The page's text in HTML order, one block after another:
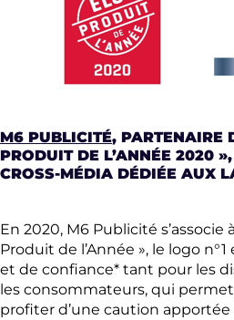
M6 PUBLICITÉ, PARTENAIRE
PRODUIT DE L’ANNÉE 2020
CROSS-MÉDIA DÉDIÉE AUX
En 2020, M6 Publicité s’associe
Produit de l’Année », le logo
et de confiance* tant pour les
les consommateurs, qui
profiter d’une caution